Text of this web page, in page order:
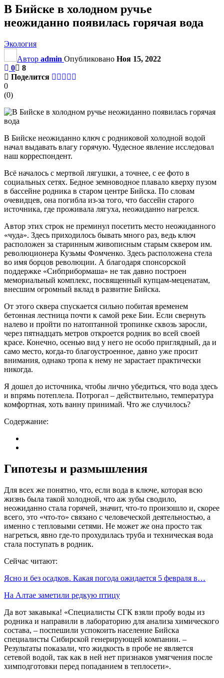
В Бийске в холодном ручье
неожиданно появилась горячая вода
Экология
Автор admin Опубликовано Ноя 15, 2022
0
8
Поделится
0
(0)
В Бийске неожиданно ключ с родниковой холодной водой
начал выдавать влагу горячую. Чудесное явление исследовал
наш корреспондент.
Всё началось с мертвой лягушки, а точнее, с ее фото в
социальных сетях. Бедное земноводное плавало кверху пузом
в бассейне родника в старом центре Бийска. По словам
очевидцев, она погибла из-за того, что бассейн старого
источника, где проживала лягуха, неожиданно нагрелся.
Автор этих строк не преминул посетить место неожиданного
«чуда». Здесь приходилось бывать много раз, ведь ключ
расположен за старинным живописным старым сквером им.
революционера Кузьмы Фомченко. Здесь расположена стела
во имя борцов революции. А благодаря спонсорской
поддержке «Сибприбормаша» не так давно построен
мемориальный комплекс, посвященный купцам-меценатам,
внесшим огромный вклад в развитие Бийска.
От этого сквера спускается сильно побитая временем
бетонная лестница почти к самой реке Бии. Если свернуть
налево и пройти по натоптанной тропинке сквозь заросли,
через пятнадцать метров откроется родник во всей своей
красе. Конечно, осенью вид у него не особо приглядный, да и
само место, когда-то благоустроенное, давно уже просит
внимания, однако тропа к нему не зарастает практически
никогда.
Я дошел до источника, чтобы лично убедиться, что вода здесь
и впрямь потеплела. Потрогал – действительно, температура
комфортная, хоть ванну принимай. Что же случилось?
Содержание:
Гипотезы и размышления
Для всех же понятно, что, если вода в ключе, которая всю
жизнь была такой холодной, что аж зубы сводило,
неожиданно стала горячей, значит, что-то произошло и, скорее
всего, это «что-то» связано с человеческой деятельностью, а
именно с тепловыми сетями. Не может же она просто так
нагреться, явно где-то прохудилась труба и техническая вода
стала поступать в родник.
Сейчас читают:
Ясно и без осадков. Какая погода ожидается 5 февраля в…
На Алтае заметили редкую птицу
Да вот закавыка! «Специалисты СГК взяли пробу воды из
родника и направили в лабораторию для анализа химического
состава, – поспешили успокоить население Бийска
специалисты Сибирской генерирующей компании. –
Результаты показали, что жидкость в пробе не является
сетевой водой, так как в ней нет признаков умягчения после
химподготовки перед попаданием в теплосети».